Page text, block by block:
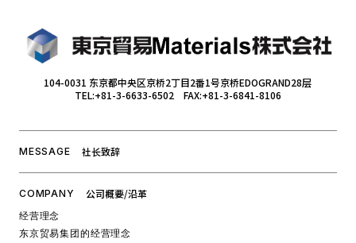
104-0031 东京都中央区京桥2丁目2番1号京桥EDOGRAND28层
TEL:+81-3-6633-6502 FAX:+81-3-6841-8106
MESSAGE 社长致辞
COMPANY 公司概要/沿革
经营理念
东京贸易集团的经营理念